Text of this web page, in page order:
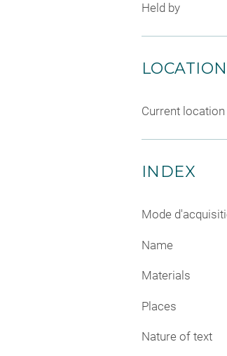
Held by
Current location
INDEX
Mode
Name
Materials
Places
Nature of text